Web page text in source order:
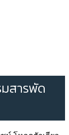
สารพัด